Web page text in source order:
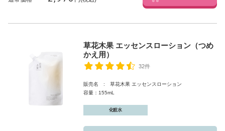
草花木果 エッセンスローション（つめ
かえ用）
32件
販売名 : 草花木果 エッセンスローション
容量：155mL
化粧水